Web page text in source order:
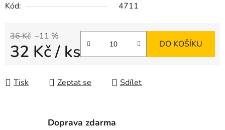
Kód:
4711
36 Kč –11 %
32 Kč/ ks DO KOŠÍKU
Tisk Zeptat se Sdílet
Doprava zdarma